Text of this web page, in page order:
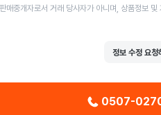
매중개자로서 거래 당사자가 아니며, 상품정보
정보 수정 요청
0507-